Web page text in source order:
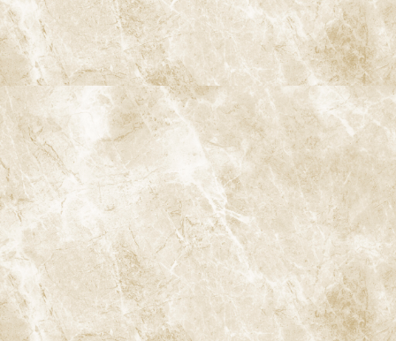
欧米では、国の政策や学校教育を通じて、子どもたちが早い段階
で予防の重要性を学びます。例えば、スウェーデンでは、学校で
定期的な歯科検診が行われ、子どもたちが歯のケアを自然に習慣
化できる環境が整っています。対照的に、日本では、痛みが発生し
てから治療に向かう文化が根強く、予防に対する認識が低いのが
現状です。
4. 日本と欧米における80歳の残存歯
数の違い
4-1. 欧米における残存歯数
欧米の予防が長期的に効果を上げている結果として、80歳時点で